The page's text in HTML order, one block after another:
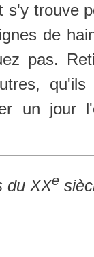
s'y trouve
de
pas.
un jour
du XXe